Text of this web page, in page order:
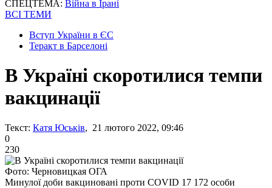
СПЕЦТЕМА: Війна в Ірані
ВСІ ТЕМИ
Вступ України в ЄС
Теракт в Барселоні
В Україні скоротилися темпи
вакцинації
Текст: Катя Юськів, 21 лютого 2022, 09:46
0
230
Фото: Черновицкая ОГА
Минулої доби вакциновані проти COVID 17 172 особи